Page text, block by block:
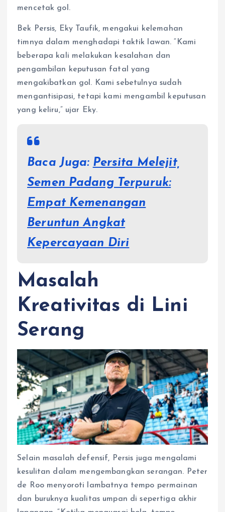
mencetak gol.
Bek Persis, Eky Taufik, mengakui kelemahan
timnya dalam menghadapi taktik lawan. “Kami
beberapa kali melakukan kesalahan dan
pengambilan keputusan fatal yang
mengakibatkan gol. Kami sebetulnya sudah
mengantisipasi, tetapi kami mengambil keputusan
yang keliru,” ujar Eky.
Baca Juga: Persita Melejit,
Semen Padang Terpuruk:
Empat Kemenangan
Beruntun Angkat
Kepercayaan Diri
Masalah
Kreativitas di Lini
Serang
Selain masalah defensif, Persis juga mengalami
kesulitan dalam mengembangkan serangan. Peter
de Roo menyoroti lambatnya tempo permainan
dan buruknya kualitas umpan di sepertiga akhir